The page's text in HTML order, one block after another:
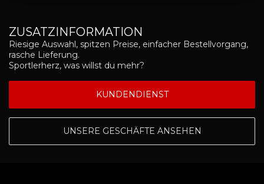
ZUSATZINFORMATION
Riesige Auswahl, spitzen Preise, einfacher Bestellvorgang,
rasche Lieferung.
Sportlerherz, was willst du mehr?
KUNDENDIENST
UNSERE GESCHÄFTE ANSEHEN